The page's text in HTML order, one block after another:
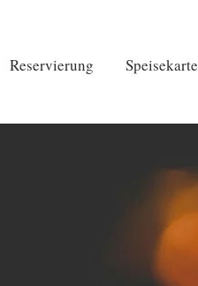
Reservierung Speisekarte